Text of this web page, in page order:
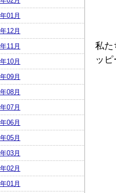
01月
12月
11月
10月
09月
08月
07月
06月
05月
03月
02月
01月
私た
ッ